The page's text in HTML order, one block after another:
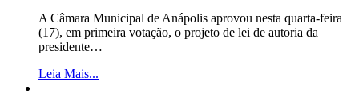
A Câmara Municipal de Anápolis aprovou nesta quarta-feira
(17), em primeira votação, o projeto de lei de autoria da
presidente…
Leia Mais...